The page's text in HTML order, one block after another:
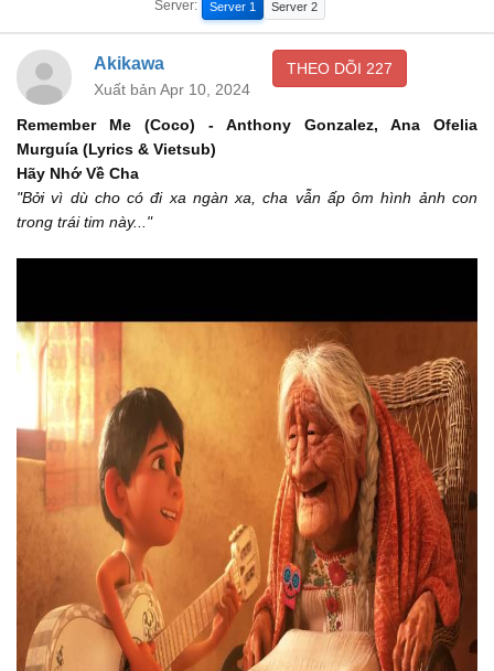
Hãy nhớ về cha mỗi khi con nghe tiếng ghi-ta buồn
Know that I'm with you the only way that I can be
Mong con hiểu cho cha, cha chỉ có một cách duy nhất để ở bên
00:47
Until you're in my arms again, remember me
Cho đến khi con sà vào vòng tay cha lần nữa, hãy nhớ về cha00:54
Server: Server 1 Server 2
Akikawa
Xuất bản Apr 10, 2024
THEO DÕI 227
Remember Me (Coco) - Anthony Gonzalez, Ana Ofelia
Murguía (Lyrics & Vietsub)
Hãy Nhớ Về Cha
"Bởi vì dù cho có đi xa ngàn xa, cha vẫn ấp ôm hình ảnh con
trong trái tim này..."